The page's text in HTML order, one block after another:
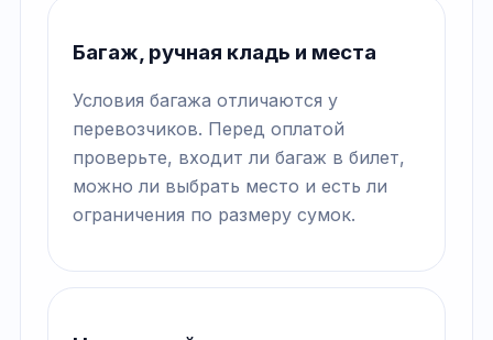
Багаж, ручная кладь и места
Условия багажа отличаются у
перевозчиков. Перед оплатой
проверьте, входит ли багаж в билет,
можно ли выбрать место и есть ли
ограничения по размеру сумок.